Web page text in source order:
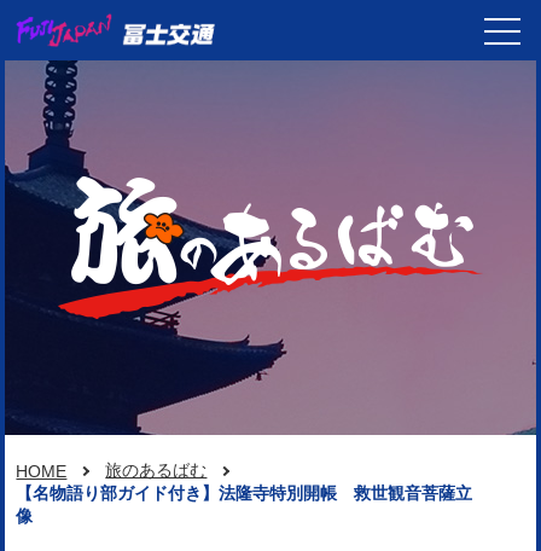
HOME
旅のあるばむ
【名物語り部ガイド付き】法隆寺特別開帳 救世観音菩薩立
像